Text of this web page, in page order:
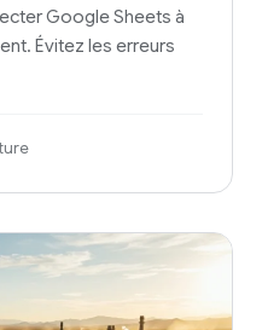
Google Sheets à
Évitez les erreurs